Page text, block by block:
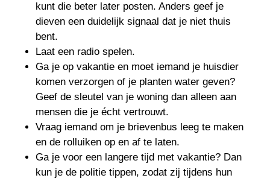
kunt die beter later posten. Anders geef je
dieven een duidelijk signaal dat je niet thuis
bent.
Laat een radio spelen.
Ga je op vakantie en moet iemand je huisdier
komen verzorgen of je planten water geven?
Geef de sleutel van je woning dan alleen aan
mensen die je écht vertrouwt.
Vraag iemand om je brievenbus leeg te maken
en de rolluiken op en af te laten.
Ga je voor een langere tijd met vakantie? Dan
kun je de politie tippen, zodat zij tijdens hun